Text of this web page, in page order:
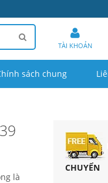
TÀI KHOẢN
sách chung
là
CHUYỂN